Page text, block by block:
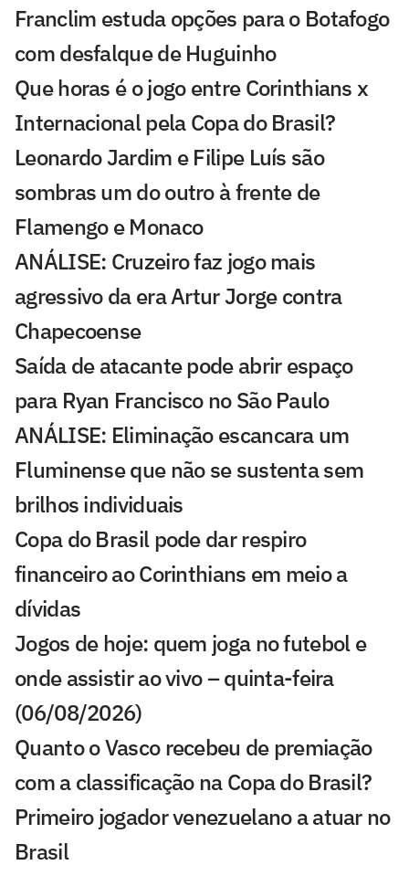
Franclim estuda opções para o Botafogo
com desfalque de Huguinho
Que horas é o jogo entre Corinthians x
Internacional pela Copa do Brasil?
Leonardo Jardim e Filipe Luís são
sombras um do outro à frente de
Flamengo e Monaco
ANÁLISE: Cruzeiro faz jogo mais
agressivo da era Artur Jorge contra
Chapecoense
Saída de atacante pode abrir espaço
para Ryan Francisco no São Paulo
ANÁLISE: Eliminação escancara um
Fluminense que não se sustenta sem
brilhos individuais
Copa do Brasil pode dar respiro
financeiro ao Corinthians em meio a
dívidas
Jogos de hoje: quem joga no futebol e
onde assistir ao vivo – quinta-feira
(06/08/2026)
Quanto o Vasco recebeu de premiação
com a classificação na Copa do Brasil?
Primeiro jogador venezuelano a atuar no
Brasil